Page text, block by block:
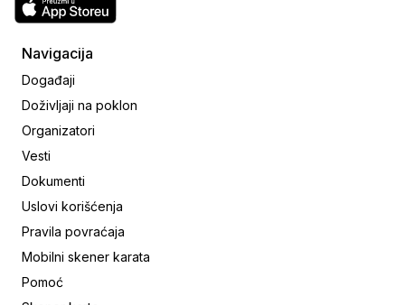
Navigacija
Događaji
Doživljaji na poklon
Organizatori
Vesti
Dokumenti
Uslovi korišćenja
Pravila povraćaja
Mobilni skener karata
Pomoć